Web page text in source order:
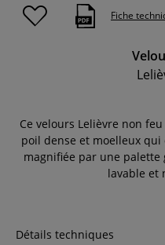
Fiche
Ce velours Lelièvre non
poil dense et moelleux
magnifiée par une palette
lavable et
Détails techniques